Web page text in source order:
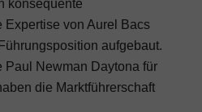
konsequente
von Aurel Bacs
aufgebaut.
Paul Newman Daytona für
die Marktführerschaft